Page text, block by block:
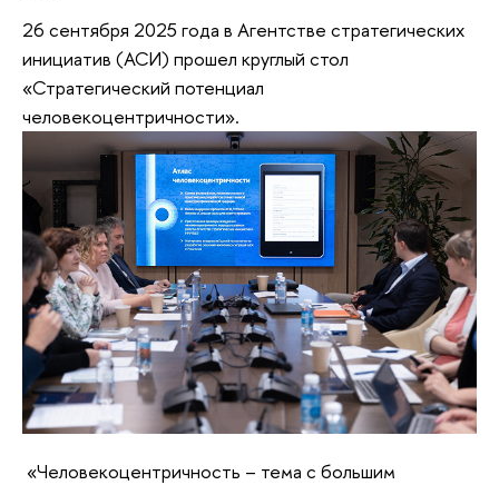
26 сентября 2025 года в Агентстве стратегических
инициатив (АСИ) прошел круглый стол
«Стратегический потенциал
человекоцентричности».
«Человекоцентричность – тема с большим